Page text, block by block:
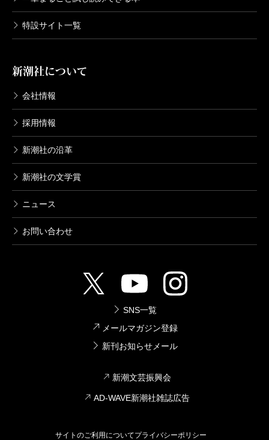
特設サイト一覧
新潮社について
会社情報
採用情報
新潮社の沿革
新潮社の文学賞
ニュース
お問い合わせ
SNS一覧
メールマガジン登録
新刊お知らせメール
新潮文芸振興会
AD-WAVE新潮社雑誌広告
サイトのご利用についてプライバシーポリシー